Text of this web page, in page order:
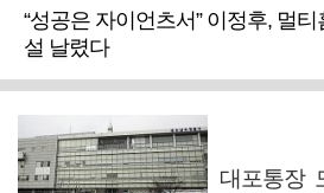
“성공은 자이언츠서” 이정후, 멀
설 날렸다
대포통장